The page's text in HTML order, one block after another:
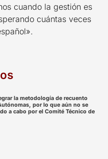
cuando la gestión es
cuántas veces
la metodología de recuento
por lo que aún no se
a cabo por el Comité Técnico de